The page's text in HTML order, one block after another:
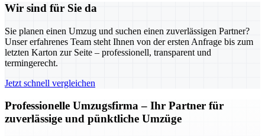
Wir sind für Sie da
Sie planen einen Umzug und suchen einen zuverlässigen Partner?
Unser erfahrenes Team steht Ihnen von der ersten Anfrage bis zum
letzten Karton zur Seite – professionell, transparent und
termingerecht.
Jetzt schnell vergleichen
Professionelle Umzugsfirma – Ihr Partner für
zuverlässige und pünktliche Umzüge